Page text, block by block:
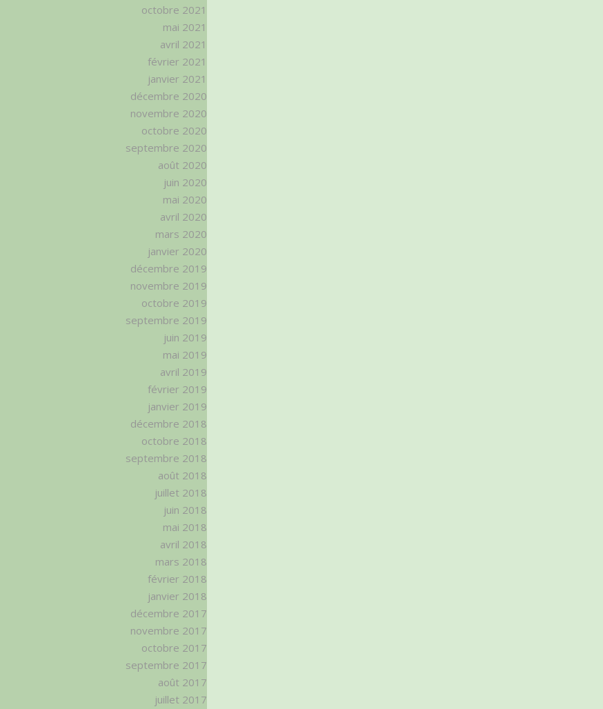
octobre 2021
mai 2021
avril 2021
février 2021
janvier 2021
décembre 2020
novembre 2020
octobre 2020
septembre 2020
août 2020
juin 2020
mai 2020
avril 2020
mars 2020
janvier 2020
décembre 2019
novembre 2019
octobre 2019
septembre 2019
juin 2019
mai 2019
avril 2019
février 2019
janvier 2019
décembre 2018
octobre 2018
septembre 2018
août 2018
juillet 2018
juin 2018
mai 2018
avril 2018
mars 2018
février 2018
janvier 2018
décembre 2017
novembre 2017
octobre 2017
septembre 2017
août 2017
juillet 2017